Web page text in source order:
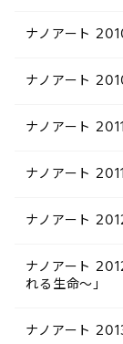
ナノアート
ナノアート
ナノアート
ナノアート
ナノアート
ナノアート
れる生命～」
ナノアート